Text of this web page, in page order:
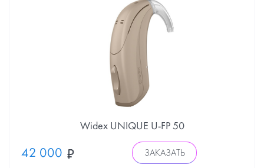
Widex UNIQUE U-FP 50
42 000 ЗАКАЗАТЬ